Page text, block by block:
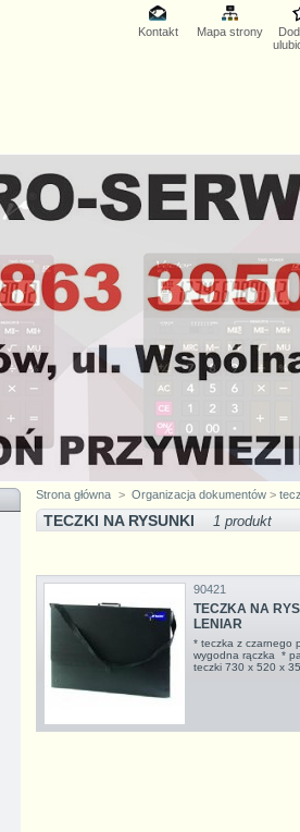
Kontakt Mapa strony
Strona główna > Organizacja dokumentów >
TECZKI NA RYSUNKI 1 produkt
90421
TECZKA NA
LENIAR
* teczka z czarnego
wygodna rączka *
teczki 730 x 520 x